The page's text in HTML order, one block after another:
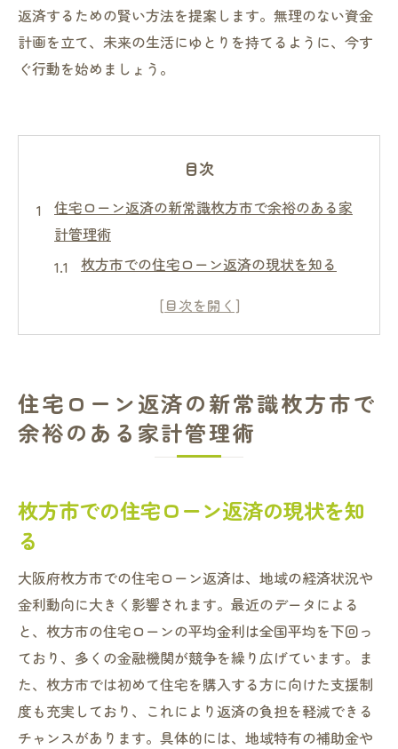
返済するための賢い方法を提案します。無理のない資金
計画を立て、未来の生活にゆとりを持てるように、今す
ぐ行動を始めましょう。
目次
住宅ローン返済の新常識枚方市で余裕のある家
計管理術
枚方市での住宅ローン返済の現状を知る
余裕を持つ家計管理の基本とは
枚方市で利用できる家計管理ツール
住宅ローン返済後の資金活用法
テップ
金利の見直しでローンを軽減
返済期間のシミュレーションを行う
住宅ローン返済におけるリスク管理
ローン返済後の資産形成を考える
住宅ローン返済でゆとりを枚方市ならではのサ
ポートを活用
住宅ローン返済の新常識枚方市で
余裕のある家計管理術
枚方市での住宅ローン返済の現状を知
る
大阪府枚方市での住宅ローン返済は、地域の経済状況や
金利動向に大きく影響されます。最近のデータによる
と、枚方市の住宅ローンの平均金利は全国平均を下回っ
ており、多くの金融機関が競争を繰り広げています。ま
た、枚方市では初めて住宅を購入する方に向けた支援制
度も充実しており、これにより返済の負担を軽減できる
チャンスがあります。具体的には、地域特有の補助金や